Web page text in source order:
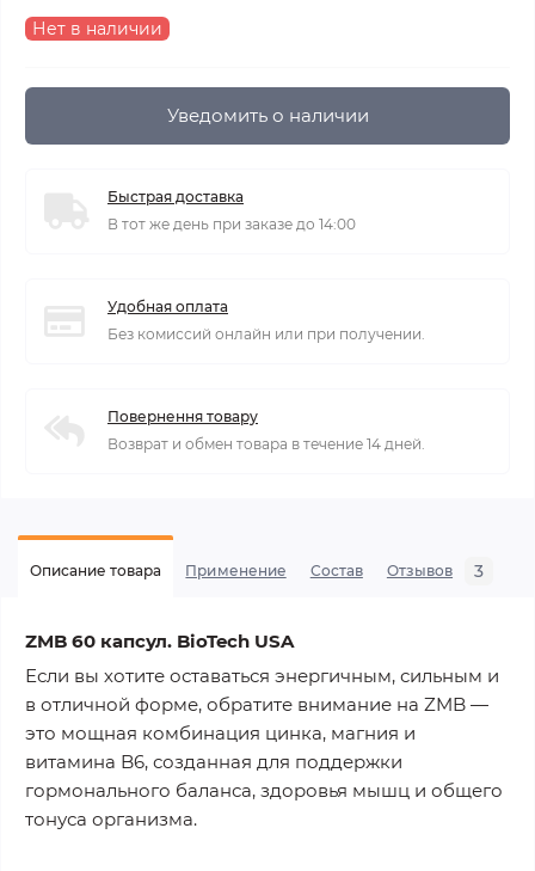
Нет в наличии
Уведомить о наличии
Быстрая доставка
В тот же день при заказе до 14:00
Удобная оплата
Без комиссий онлайн или при получении.
Повернення товару
Возврат и обмен товара в течение 14 дней.
Описание товара Применение Состав Отзывов 3
ZMB 60 капсул. BioTech USA
Если вы хотите оставаться энергичным, сильным и
в отличной форме, обратите внимание на ZMB —
это мощная комбинация цинка, магния и
витамина B6, созданная для поддержки
гормонального баланса, здоровья мышц и общего
тонуса организма.